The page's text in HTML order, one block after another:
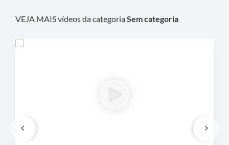
VEJA MAIS vídeos da categoriaSem categoria